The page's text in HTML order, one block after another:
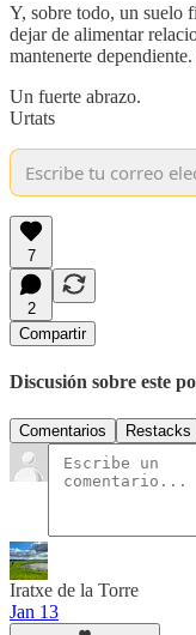
Y, sobre todo, un suelo
dejar de alimentar
mantenerte
Un fuerte abrazo.
Urtats
7
2
Compartir
Discusión sobre este
Comentarios Restacks
Iratxe de la Torre
Jan 13